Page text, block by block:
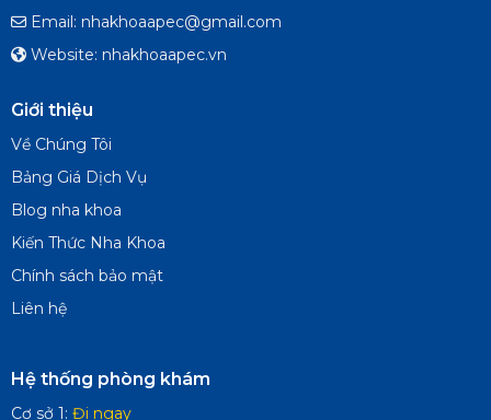
Email: nhakhoaapec@gmail.com
Website: nhakhoaapec.vn
Giới thiệu
Về Chúng Tôi
Bảng Giá Dịch Vụ
Blog nha khoa
Kiến Thức Nha Khoa
Chính sách bảo mật
Liên hệ
Hệ thống phòng khám
Cơ sở 1: Đi ngay